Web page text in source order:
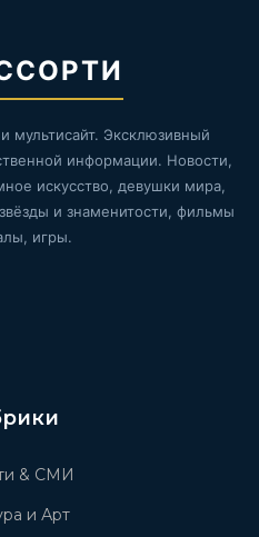
мультисайт. Эксклюзивный
информации. Новости,
искусство, девушки мира,
и знаменитости, фильмы
игры.
& СМИ
и Арт